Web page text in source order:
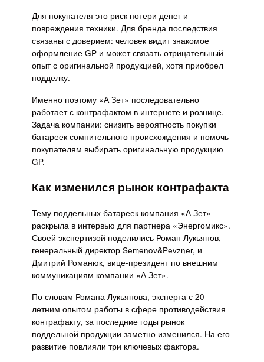
Для покупателя это риск потери денег и
повреждения техники. Для бренда последствия
связаны с доверием: человек видит знакомое
оформление GP и может связать отрицательный
опыт с оригинальной продукцией, хотя приобрел
подделку.
Именно поэтому «А Зет» последовательно
работает с контрафактом в интернете и рознице.
Задача компании: снизить вероятность покупки
батареек сомнительного происхождения и помочь
покупателям выбирать оригинальную продукцию
GP.
Как изменился рынок контрафакта
Тему поддельных батареек компания «А Зет»
раскрыла в интервью для партнера «Энергомикс».
Своей экспертизой поделились Роман Лукьянов,
генеральный директор Semenov&Pevzner, и
Дмитрий Романюк, вице-президент по внешним
коммуникациям компании «А Зет».
По словам Романа Лукьянова, эксперта с 20-
летним опытом работы в сфере противодействия
контрафакту, за последние годы рынок
поддельной продукции заметно изменился. На его
развитие повлияли три ключевых фактора.